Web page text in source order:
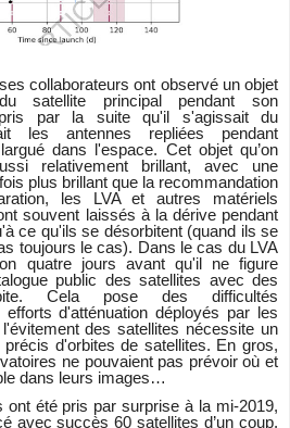
collaborateurs ont observé un objet
satellite principal pendant son
par la suite qu'il s'agissait du
les antennes repliées pendant
dans l'espace. Cet objet qu’on
relativement brillant, avec une
plus brillant que la recommandation
les LVA et autres matériels
souvent laissés à la dérive pendant
ce qu'ils se désorbitent (quand ils se
toujours le cas). Dans le cas du LVA
quatre jours avant qu'il ne figure
public des satellites avec des
Cela pose des difficultés
d'atténuation déployés par les
des satellites nécessite un
d'orbites de satellites. En gros,
ne pouvaient pas prévoir où et
dans leurs images…
ont été pris par surprise à la mi-2019,
avec succès 60 satellites d’un coup.